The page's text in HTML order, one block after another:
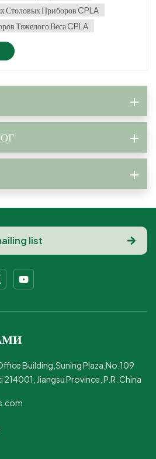
Столовых Приборов CPLA
Тяжелого Веса CPLA
Building,Suning Plaza,No.109
214001, Jiangsu Province, P.R. China